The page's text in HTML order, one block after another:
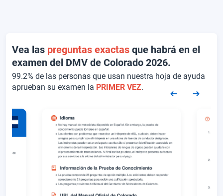
Vea las preguntas exactas que habrá en el
examen del DMV de Colorado 2026.
99.2% de las personas que usan nuestra hoja de ayuda
aprueban su examen la PRIMER VEZ.